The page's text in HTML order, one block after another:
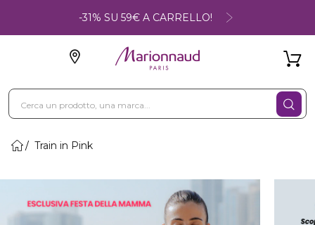
-31% SU 59€ A CARRELLO!
Train in Pink